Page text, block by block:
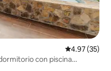
Calificación
4.97 (35)
con piscina